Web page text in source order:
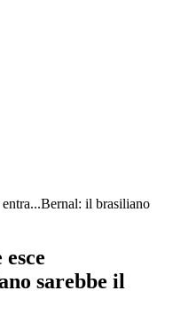
il brasiliano
sarebbe il